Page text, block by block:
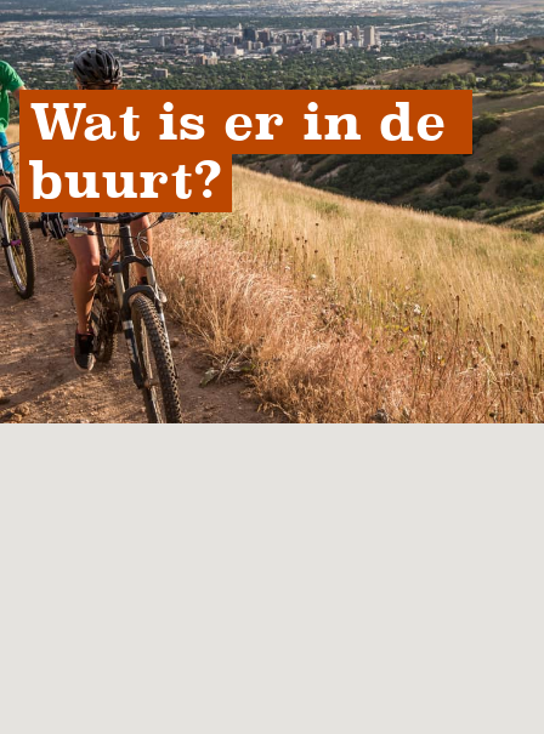
Wat is er in de
buurt?